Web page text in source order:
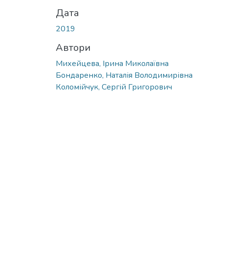
Дата
2019
Автори
Михейцева, Ірина Миколаївна
Бондаренко, Наталія Володимирівна
Коломійчук, Сергій Григорович